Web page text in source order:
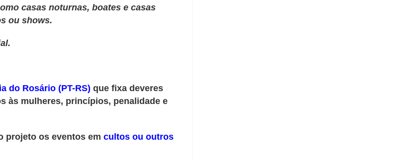
casas noturnas, boates e casas
ou shows.
do Rosário (PT-RS) que fixa deveres
às mulheres, princípios, penalidade e
projeto os eventos em cultos ou outros